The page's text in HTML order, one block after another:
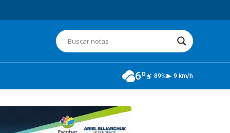
6º 89% 9 km/h